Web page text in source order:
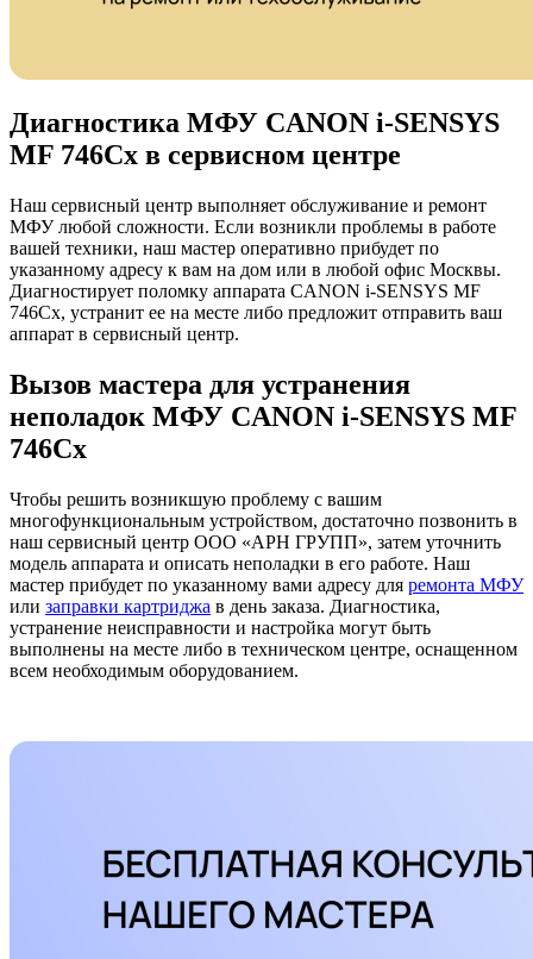
Диагностика МФУ CANON i-SENSYS
MF 746Cx в сервисном центре
Наш сервисный центр выполняет обслуживание и ремонт
МФУ любой сложности. Если возникли проблемы в работе
вашей техники, наш мастер оперативно прибудет по
указанному адресу к вам на дом или в любой офис Москвы.
Диагностирует поломку аппарата CANON i-SENSYS MF
746Cx, устранит ее на месте либо предложит отправить ваш
аппарат в сервисный центр.
Вызов мастера для устранения
неполадок МФУ CANON i-SENSYS MF
746Cx
Чтобы решить возникшую проблему с вашим
многофункциональным устройством, достаточно позвонить в
наш сервисный центр ООО «АРН ГРУПП», затем уточнить
модель аппарата и описать неполадки в его работе. Наш
мастер прибудет по указанному вами адресу для ремонта МФУ
или заправки картриджа в день заказа. Диагностика,
устранение неисправности и настройка могут быть
выполнены на месте либо в техническом центре, оснащенном
всем необходимым оборудованием.